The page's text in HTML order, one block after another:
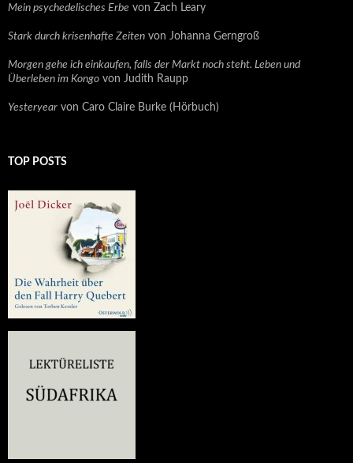
Mein psychedelisches Erbe von Zach Leary
Stark durch krisenhafte Zeiten von Johanna Gerngroß
Morgen gehe ich einkaufen, falls der Markt noch steht. Leben und
Überleben im Kongo von Judith Raupp
Yesteryear von Caro Claire Burke (Hörbuch)
TOP POSTS